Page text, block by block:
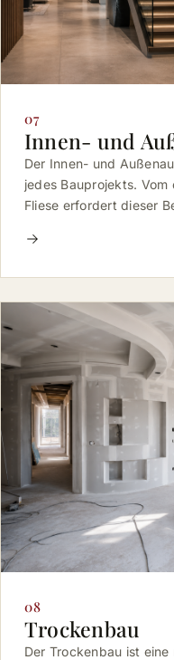
07
Innen- und
Der Innen- und
jedes Bauprojekts.
Fliese erfordert dieser
08
Trockenbau
Der Trockenbau ist